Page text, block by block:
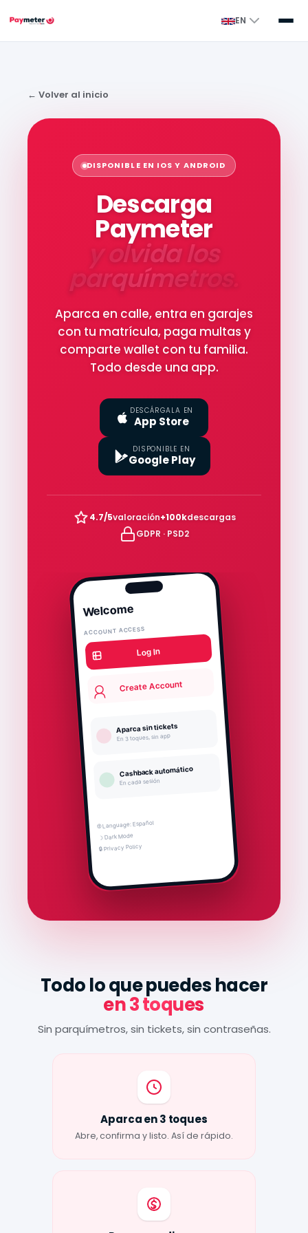
EN
← Volver al inicio
DISPONIBLE EN IOS Y ANDROID
Descarga
Paymeter
y olvida los
parquímetros.
Aparca en calle, entra en garajes
con tu matrícula, paga multas y
comparte wallet con tu familia.
Todo desde una app.
DESCÁRGALA EN
App Store
DISPONIBLE EN
Google Play
4.7/5valoración+100kdescargas
GDPR · PSD2
Todo lo que puedes hacer
en 3 toques
Sin parquímetros, sin tickets, sin contraseñas.
Aparca en 3 toques
Abre, confirma y listo. Así de rápido.